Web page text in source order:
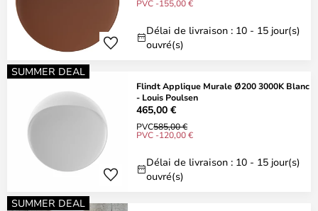
PVC -155,00 €
Délai de livraison : 10 - 15 jour(s)
ouvré(s)
SUMMER DEAL
Flindt Applique Murale Ø200 3000K Blanc
- Louis Poulsen
465,00 €
PVC585,00 €
PVC -120,00 €
Délai de livraison : 10 - 15 jour(s)
ouvré(s)
SUMMER DEAL